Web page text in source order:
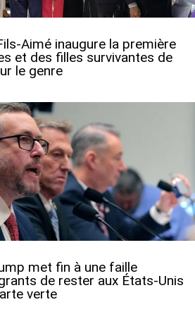
Aimé inaugure la première
et des filles survivantes de
le genre
met fin à une faille
de rester aux États-Unis
verte